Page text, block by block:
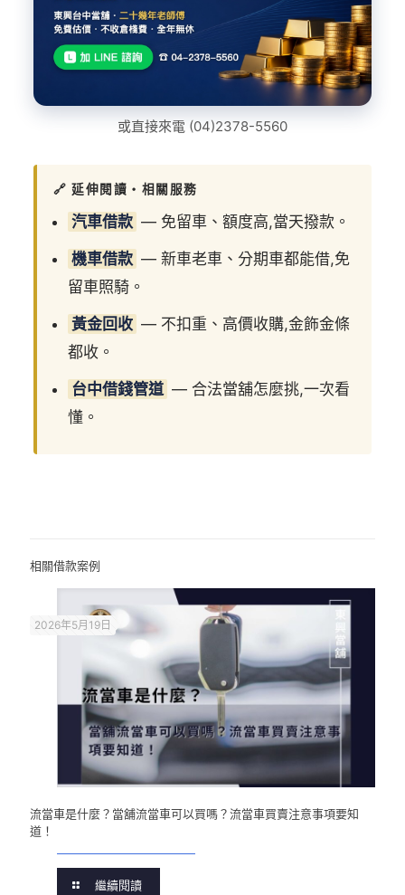
或直接來電 (04)2378-5560
🔗 延伸閱讀・相關服務
汽車借款 — 免留車、額度高,當天撥款。
機車借款 — 新車老車、分期車都能借,免
留車照騎。
黃金回收 — 不扣重、高價收購,金飾金條
都收。
台中借錢管道 — 合法當舖怎麼挑,一次看
懂。
相關借款案例
2026年5月19日
流當車是什麼？當舖流當車可以買嗎？流當車買賣注意事項要知
道！
繼續閱讀